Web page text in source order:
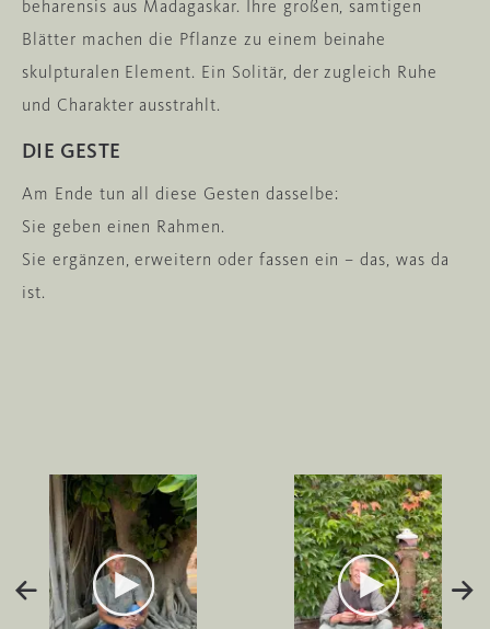
beharensis aus Madagaskar. Ihre großen, samtigen
Blätter machen die Pflanze zu einem beinahe
skulpturalen Element. Ein Solitär, der zugleich Ruhe
und Charakter ausstrahlt.
DIE GESTE
Am Ende tun all diese Gesten dasselbe:
Sie geben einen Rahmen.
Sie ergänzen, erweitern oder fassen ein – das, was da
ist.